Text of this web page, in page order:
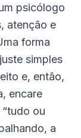
psicólogo
atenção e
forma
simples
e, então,
encare
ou
a